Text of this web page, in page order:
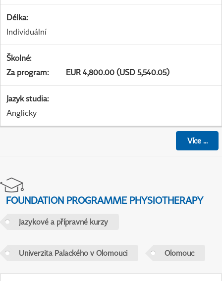
Délka:
Individuální
Školné:
Za program: EUR 4,800.00 (USD 5,540.05)
Jazyk studia:
Anglicky
Více...
FOUNDATION PROGRAMME PHYSIOTHERAPY
Jazykové a přípravné kurzy
Univerzita Palackého v Olomouci Olomouc